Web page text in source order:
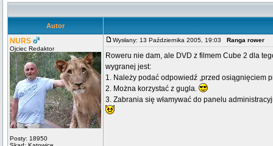
Autor
NURS
Ojciec Redaktor
Posty: 18950
Wysłany: 13 Października 2005, 19:03 Ranga rower
Roweru nie dam, ale DVD z filmem Cube 2 dla
wygranej jest:
1. Należy podać odpowiedź ,przed osiągnięciem
2. Można korzystać z gugla.
3. Zabrania się włamywać do panelu